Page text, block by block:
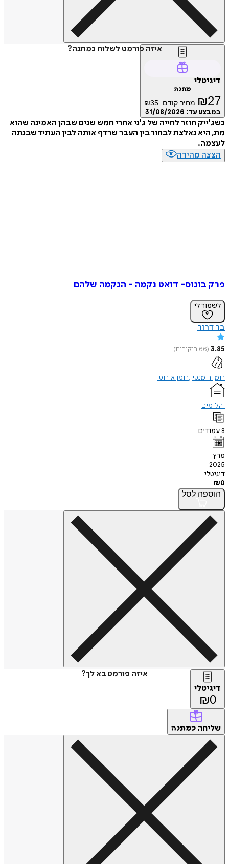
איזה פורמט לשלוח כמתנה?
דיגיטלי
מתנה
₪27 מחיר קודם: ₪35
במבצע עד: 31/08/2026
כשג'ייק חוזר לחייה של ג'ני אחרי חמש שנים שבהן האמינה שהוא
מת, היא נאלצת לבחור בין העבר שרדף אותה לבין העתיד שבנתה
לעצמה.
הצצה מהירה
פרק בונוס- דואט נקמה - הנקמה שלהם
לשמור לי
בר דרור
3.85
(
66ביקורות)
רומן רומנטי רומן אירוטי
יהלומים
8עמודים
מרץ
2025
דיגיטלי
₪0
הוספה לסל
איזה פורמט בא לך?
דיגיטלי
₪0
שליחה כמתנה